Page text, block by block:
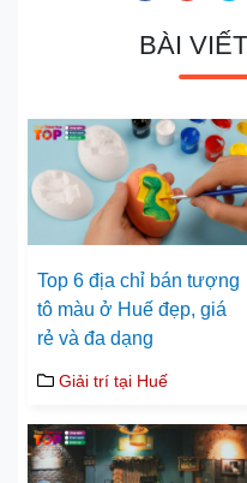
BÀI
Top 6 địa chỉ bán tượng
tô màu ở Huế đẹp, giá
rẻ và đa dạng
Giải trí tại Huế